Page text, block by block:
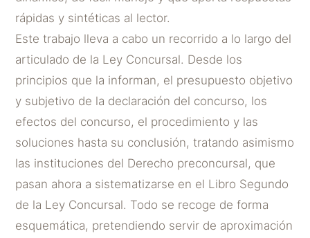
rápidas y sintéticas al lector.
Este trabajo lleva a cabo un recorrido a lo largo del
articulado de la Ley Concursal. Desde los
principios que la informan, el presupuesto objetivo
y subjetivo de la declaración del concurso, los
efectos del concurso, el procedimiento y las
soluciones hasta su conclusión, tratando asimismo
las instituciones del Derecho preconcursal, que
pasan ahora a sistematizarse en el Libro Segundo
de la Ley Concursal. Todo se recoge de forma
esquemática, pretendiendo servir de aproximación